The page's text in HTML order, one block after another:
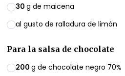
30 g de maicena
al gusto de ralladura de limón
Para la salsa de chocolate
200 g de chocolate negro 70%